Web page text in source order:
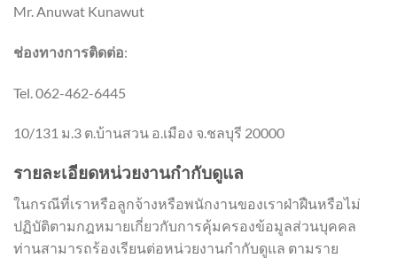
Mr. Anuwat Kunawut
ช่องทางการติดต่อ:
Tel. 062-462-6445
10/131 ม.3 ต.บ้านสวน อ.เมือง จ.ชลบุรี 20000
รายละเอียดหน่วยงานกำกับดูแล
ในกรณีที่เราหรือลูกจ้างหรือพนักงานของเราฝ่าฝืนหรือไม่
ปฏิบัติตามกฎหมายเกี่ยวกับการคุ้มครองข้อมูลส่วนบุคคล
ท่านสามารถร้องเรียนต่อหน่วยงานกำกับดูแล ตามราย